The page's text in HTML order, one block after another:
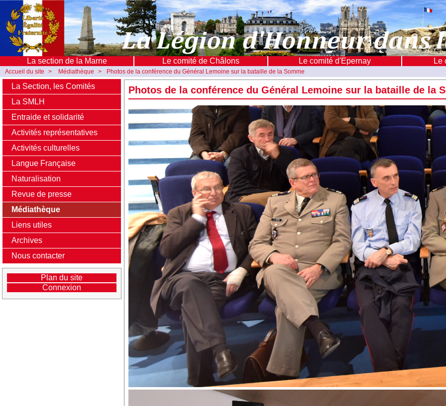
La section de la Marne Le comité de Châlons Le comité d'Epernay Le
Accueil du site > Médiathèque > Photos de la conférence du Général Lemoine sur la bataille de la Somme
La Section, les Comités
La SMLH
Entraide et solidarité
Activités représentatives
Activités culturelles
Langue Française
Naturalisation
Revue de presse
Médiathèque
Liens utiles
Archives
Nous contacter
Plan du site
Connexion
Photos de la conférence du Général Lemoine sur la bataille de la